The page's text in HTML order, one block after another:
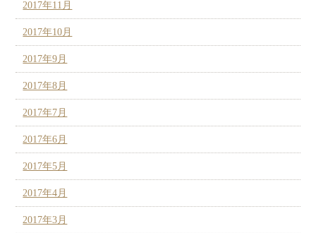
2017年11月
2017年10月
2017年9月
2017年8月
2017年7月
2017年6月
2017年5月
2017年4月
2017年3月